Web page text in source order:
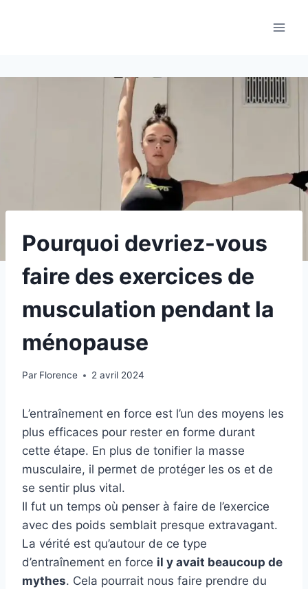
Pourquoi devriez-vous
faire des exercices de
musculation pendant la
ménopause
Par Florence 2 avril 2024
L’entraînement en force est l’un des moyens les
plus efficaces pour rester en forme durant
cette étape. En plus de tonifier la masse
musculaire, il permet de protéger les os et de
se sentir plus vital.
Il fut un temps où penser à faire de l’exercice
avec des poids semblait presque extravagant.
La vérité est qu’autour de ce type
d’entraînement en force il y avait beaucoup de
mythes. Cela pourrait nous faire prendre du